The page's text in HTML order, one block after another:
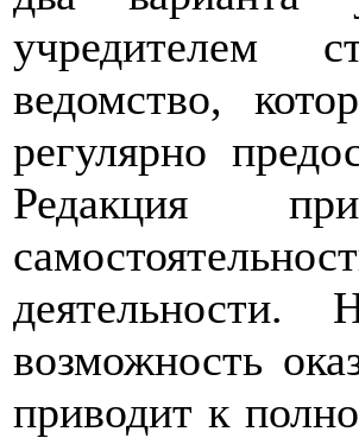
учредителем
ведомство,
регулярно
Редакция
деятельности.
возможность
приводит к